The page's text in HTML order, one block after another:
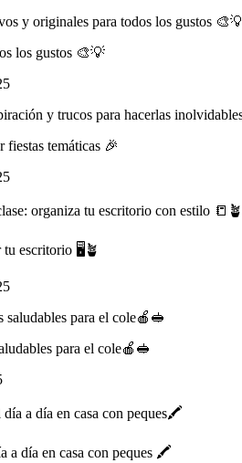
los gustos 🎨💡
fiestas temáticas 🎉
tu escritorio 🖥️🪴
para el cole🍎🥪
a día en casa con peques 🖍️